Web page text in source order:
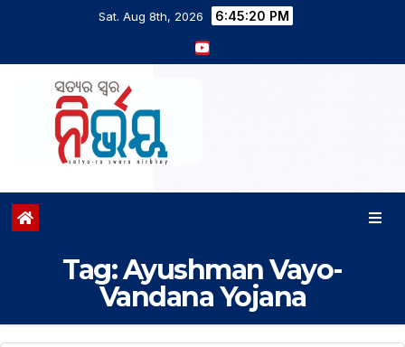
Sat. Aug 8th, 2026 6:45:21 PM
Tag:Ayushman Vayo-
Vandana Yojana